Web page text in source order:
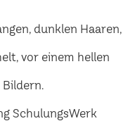
SchulungsWerk